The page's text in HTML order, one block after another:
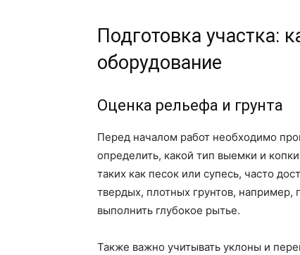
Подготовка участка:
оборудование
Оценка рельефа и грунта
Перед началом работ необходимо
определить, какой тип выемки и
таких как песок или супесь, часто
твердых, плотных грунтов, например,
выполнить глубокое рытье.
Также важно учитывать уклоны и